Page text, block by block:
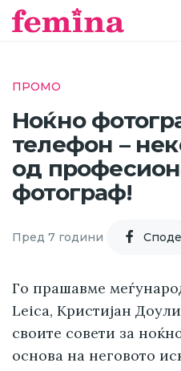
ПРОМО
Ноќно
телефон –
од
фотограф!
Пред 7 години
Го прашавме
Leica, Кристијан
своите совети за
основа на неговото